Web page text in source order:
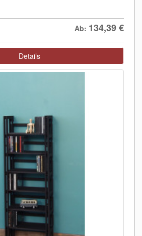
Ab: 134,39€
Details